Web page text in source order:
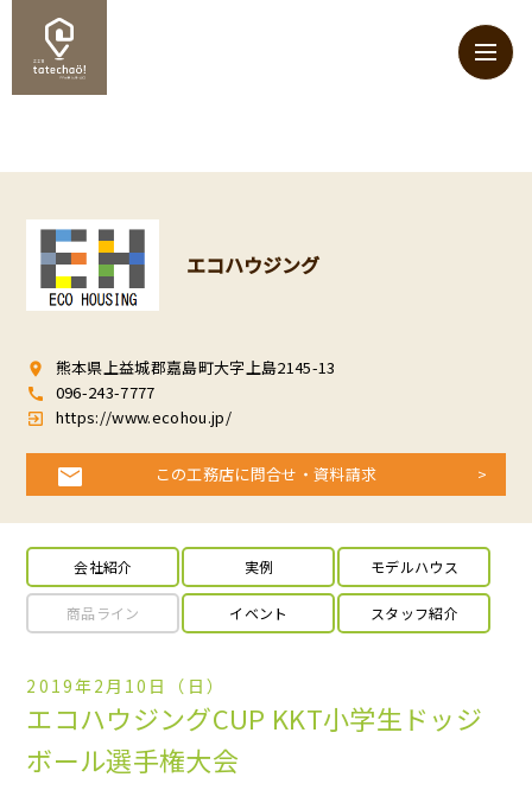
エコハウジング
room 熊本県上益城郡嘉島町大字上島2145-13
call 096-243-7777
exit_to_app https://www.ecohou.jp/
この工務店に問合せ・資料請求
会社紹介 実例 モデルハウス
商品ライン イベント スタッフ紹介
2019年2月10日（日）
エコハウジングCUP KKT小学生ドッジ
ボール選手権大会